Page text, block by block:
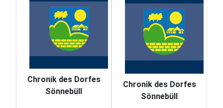
Chronik des Dorfes
Sönnebüll
Chronik des Dorfes
Sönnebüll